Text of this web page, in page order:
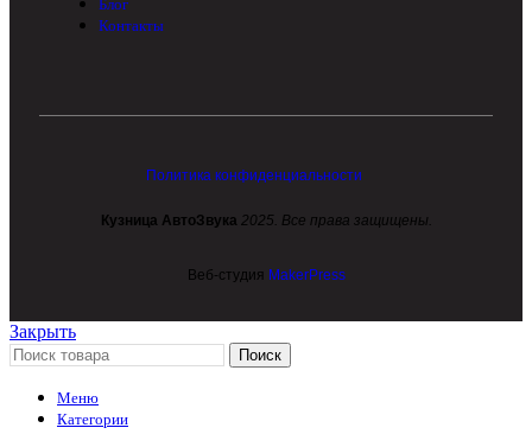
Блог
Контакты
Политика конфиденциальности
Кузница АвтоЗвука 2025. Все права защищены.
Веб-студия MakerPress
Закрыть
Поиск
Меню
Категории